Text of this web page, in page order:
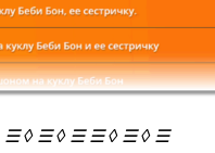
☰ ◊ ☰ ◊ ☰ ☰ ◊ ☰ ◊ ☰